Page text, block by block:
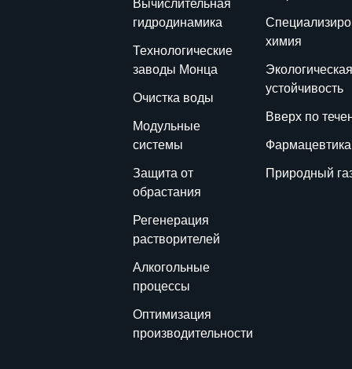
гидродинамика
Технологические
заводы Монца
Очистка воды
Модульные
системы
Защита от
обрастания
Регенерация
растворителей
Алкогольные
процессы
Оптимизация
производительности
химия
Экологическая
устойчивость
Вверх по
Фармацевтика
Природный